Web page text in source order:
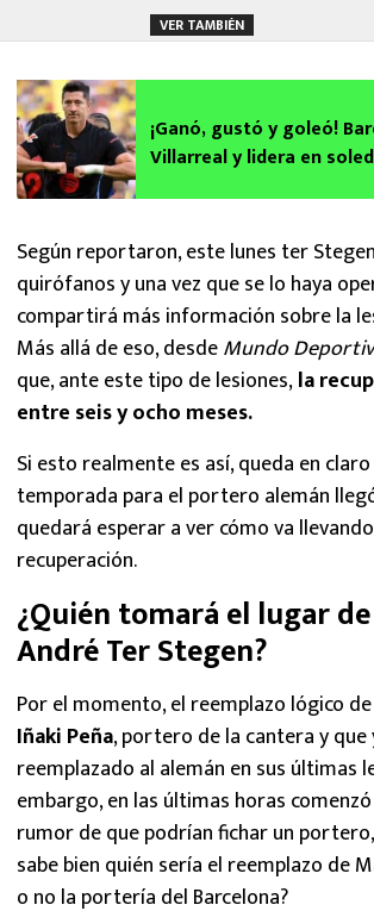
VER TAMBIÉN
¡Ganó, gustó y goleó!
Villarreal y lidera en
Según reportaron, este lunes ter
quirófanos y una vez que se lo haya
compartirá más información sobre la
Más allá de eso, desdeMundo
que, ante este tipo de lesiones,la
entre seis y ocho meses.
Si esto realmente es así, queda en
temporada para el portero alemán
quedará esperar a ver cómo va
recuperación.
¿Quién tomará el lugar
André Ter Stegen?
Por el momento, el reemplazo lógico
Iñaki Peña, portero de la cantera y que
reemplazado al alemán en sus últimas
embargo, en las últimas horas
rumor de que podrían fichar un
sabe bien quién sería el reemplazo de
o no la portería del Barcelona?